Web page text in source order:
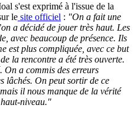
s'est exprimé à l'issue de la
le site officiel : "On a fait une
a décidé de jouer très haut. Les
avec beaucoup de présence. Ils
est plus compliquée, avec ce but
la rencontre a été très ouverte.
On a commis des erreurs
lâchés. On peut sortir de ce
il nous manque de la vérité
haut-niveau."